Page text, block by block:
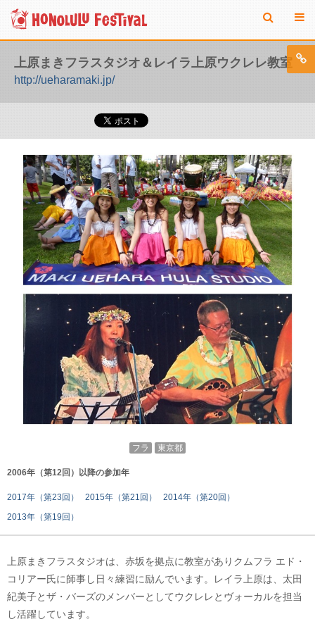
上原まきフラスタジオ＆レイラ上原ウクレレ教室
http://ueharamaki.jp/
フラ 東京都
2006年（第12回）以降の参加年
2017年（第23回） 2015年（第21回）
2014年（第20回）
2013年（第19回）
上原まきフラスタジオは、赤坂を拠点に教室がありクムフラ エド・
コリアー氏に師事し日々練習に励んでいます。レイラ上原は、太田
紀美子とザ・バーズのメンバーとしてウクレレとヴォーカルを担当
し活躍しています。